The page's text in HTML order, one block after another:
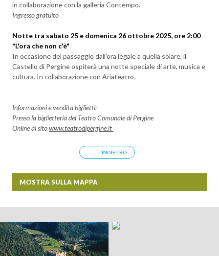
ARRIVO
in collaborazione con la galleria Contempo.
Ingresso gratuito
Notte tra sabato 25 e domenica 26 ottobre 2025, ore 2:00
"L'ora che non c'è"
In occasione del passaggio dall’ora legale a quella solare, il
Castello di Pergine ospiterà una notte speciale di arte, musica e
cultura. In collaborazione con Ariateatro.
Informazioni e vendita biglietti:
Presso la biglietteria del Teatro Comunale di Pergine
Online al sitowww.teatrodipergine.it
INDIETRO
MOSTRA SULLA MAPPA
+
−